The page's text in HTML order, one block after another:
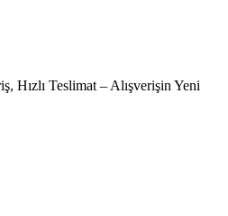
Hızlı Teslimat – Alışverişin Yeni